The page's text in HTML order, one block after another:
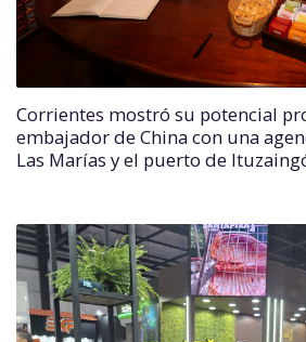
Corrientes mostró su potencial
embajador de China con una
Las Marías y el puerto de